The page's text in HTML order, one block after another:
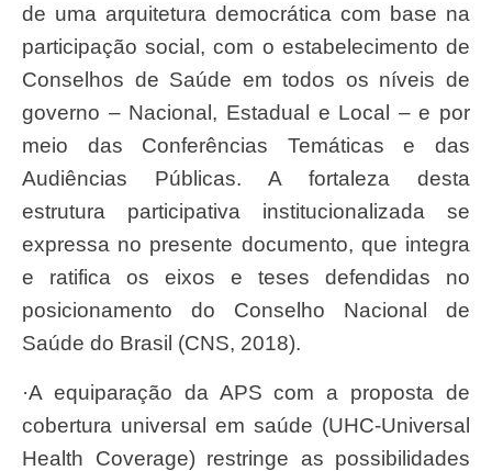
de uma arquitetura democrática com base na
participação social, com o estabelecimento de
Conselhos de Saúde em todos os níveis de
governo – Nacional, Estadual e Local – e por
meio das Conferências Temáticas e das
Audiências Públicas. A fortaleza desta
estrutura participativa institucionalizada se
expressa no presente documento, que integra
e ratifica os eixos e teses defendidas no
posicionamento do Conselho Nacional de
Saúde do Brasil (CNS, 2018).
·A equiparação da APS com a proposta de
cobertura universal em saúde (UHC-Universal
Health Coverage) restringe as possibilidades